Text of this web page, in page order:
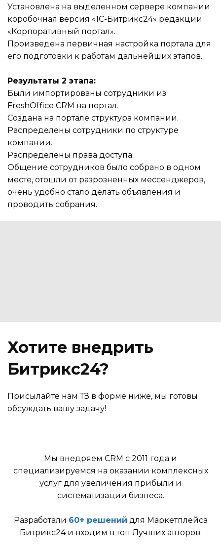
Установлена на выделенном сервере компании
коробочная версия «1С-Битрикс24» редакции
«Корпоративный портал».
Произведена первичная настройка портала для
его подготовки к работам дальнейших этапов.
Результаты 2 этапа:
Были импортированы сотрудники из
FreshOffice CRM на портал.
Создана на портале структура компании.
Распределены сотрудники по структуре
компании.
Распределены права доступа.
Общение сотрудников было собрано в одном
месте, отошли от разрозненных мессенджеров,
очень удобно стало делать объявления и
проводить собрания.
Хотите внедрить
Битрикс24?
Присылайте нам ТЗ в форме ниже, мы готовы
обсуждать вашу задачу!
Мы внедряем CRM с 2011 года и
специализируемся на оказании комплексных
услуг для увеличения прибыли и
систематизации бизнеса.
Разработали 60+ решений для Маркетплейса
Битрикс24 и входим в топ Лучших авторов.